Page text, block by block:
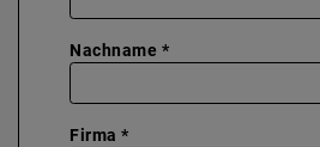
Nachname *
Firma *